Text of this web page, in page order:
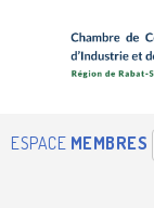
ESPACE MEMBRES